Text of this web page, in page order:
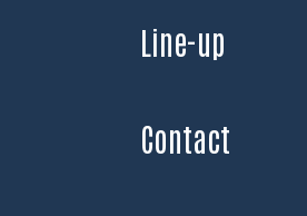
Line-up
Contact